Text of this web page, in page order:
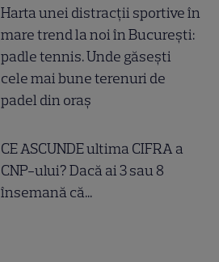
Harta unei distracții sportive în
mare trend la noi în București:
padle tennis. Unde găsești
cele mai bune terenuri de
padel din oraș
CE ASCUNDE ultima CIFRA a
CNP-ului? Dacă ai 3 sau 8
însemană că...